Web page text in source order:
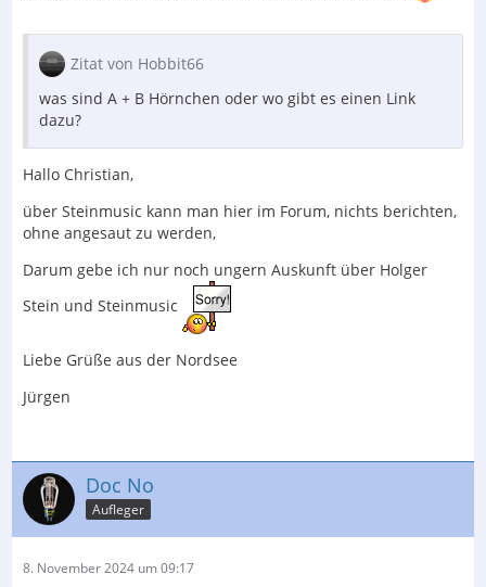
Zitat von Hobbit66
was sind A + B Hörnchen oder wo gibt es einen Link
dazu?
Hallo Christian,
über Steinmusic kann man hier im Forum, nichts berichten,
ohne angesaut zu werden,
Darum gebe ich nur noch ungern Auskunft über Holger
Stein und Steinmusic
Liebe Grüße aus der Nordsee
Jürgen
Doc No
Aufleger
8. November 2024 um 09:17